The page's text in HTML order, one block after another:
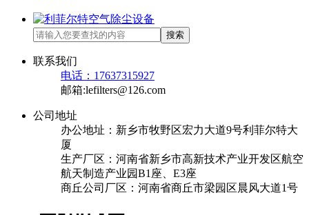
搜索
联系我们
电话：17637315927
邮箱:lefilters@126.com
公司地址
办公地址：新乡市牧野区宏力大道9号利菲尔特大
厦
生产厂区：河南省新乡市高新技术产业开发区航空
航天制造产业园B1座、E3座
商丘公司厂区：河南省商丘市梁园区晨风大道1号